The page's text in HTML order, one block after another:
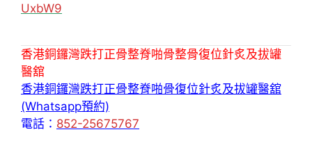
UxbW9
香港銅鑼灣跌打正骨整脊啪骨整骨復位針炙及拔罐
醫舘
香港銅鑼灣跌打正骨整脊啪骨復位針炙及拔罐醫舘
(Whatsapp預約)
電話： 852-25675767